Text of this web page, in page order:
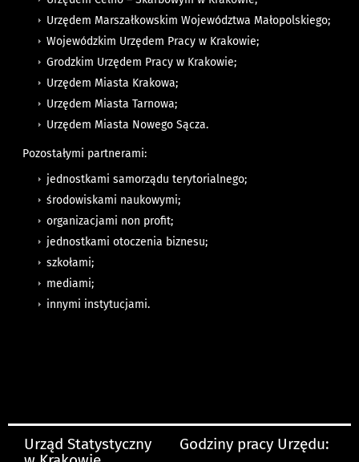
Urzędem Marszałkowskim Województwa Małopolskiego;
Wojewódzkim Urzędem Pracy w Krakowie;
Grodzkim Urzędem Pracy w Krakowie;
Urzędem Miasta Krakowa;
Urzędem Miasta Tarnowa;
Urzędem Miasta Nowego Sącza.
Pozostałymi partnerami:
jednostkami samorządu terytorialnego;
środowiskami naukowymi;
organizacjami non profit;
jednostkami otoczenia biznesu;
szkołami;
mediami;
innymi instytucjami.
Urząd Statystyczny
Godziny pracy Urzędu: